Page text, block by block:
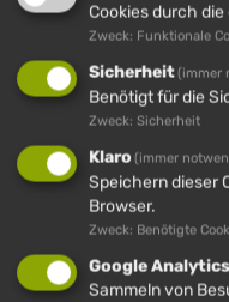
IMBERG
Cookies durch
Zweck: Funktionale
Sicherheit(immer
Benötigt für die
Zweck: Sicherheit
Klaro (immer
Speichern dieser
Browser.
Zweck: Benötigte
Google Analytics
Sammeln von